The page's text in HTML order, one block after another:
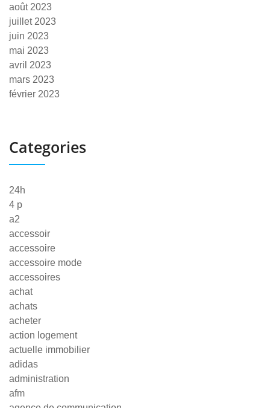
août 2023
juillet 2023
juin 2023
mai 2023
avril 2023
mars 2023
février 2023
Categories
24h
4 p
a2
accessoir
accessoire
accessoire mode
accessoires
achat
achats
acheter
action logement
actuelle immobilier
adidas
administration
afm